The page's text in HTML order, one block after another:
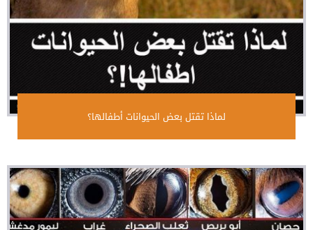
لماذا تقتل بعض الحيوانات أطفالها؟